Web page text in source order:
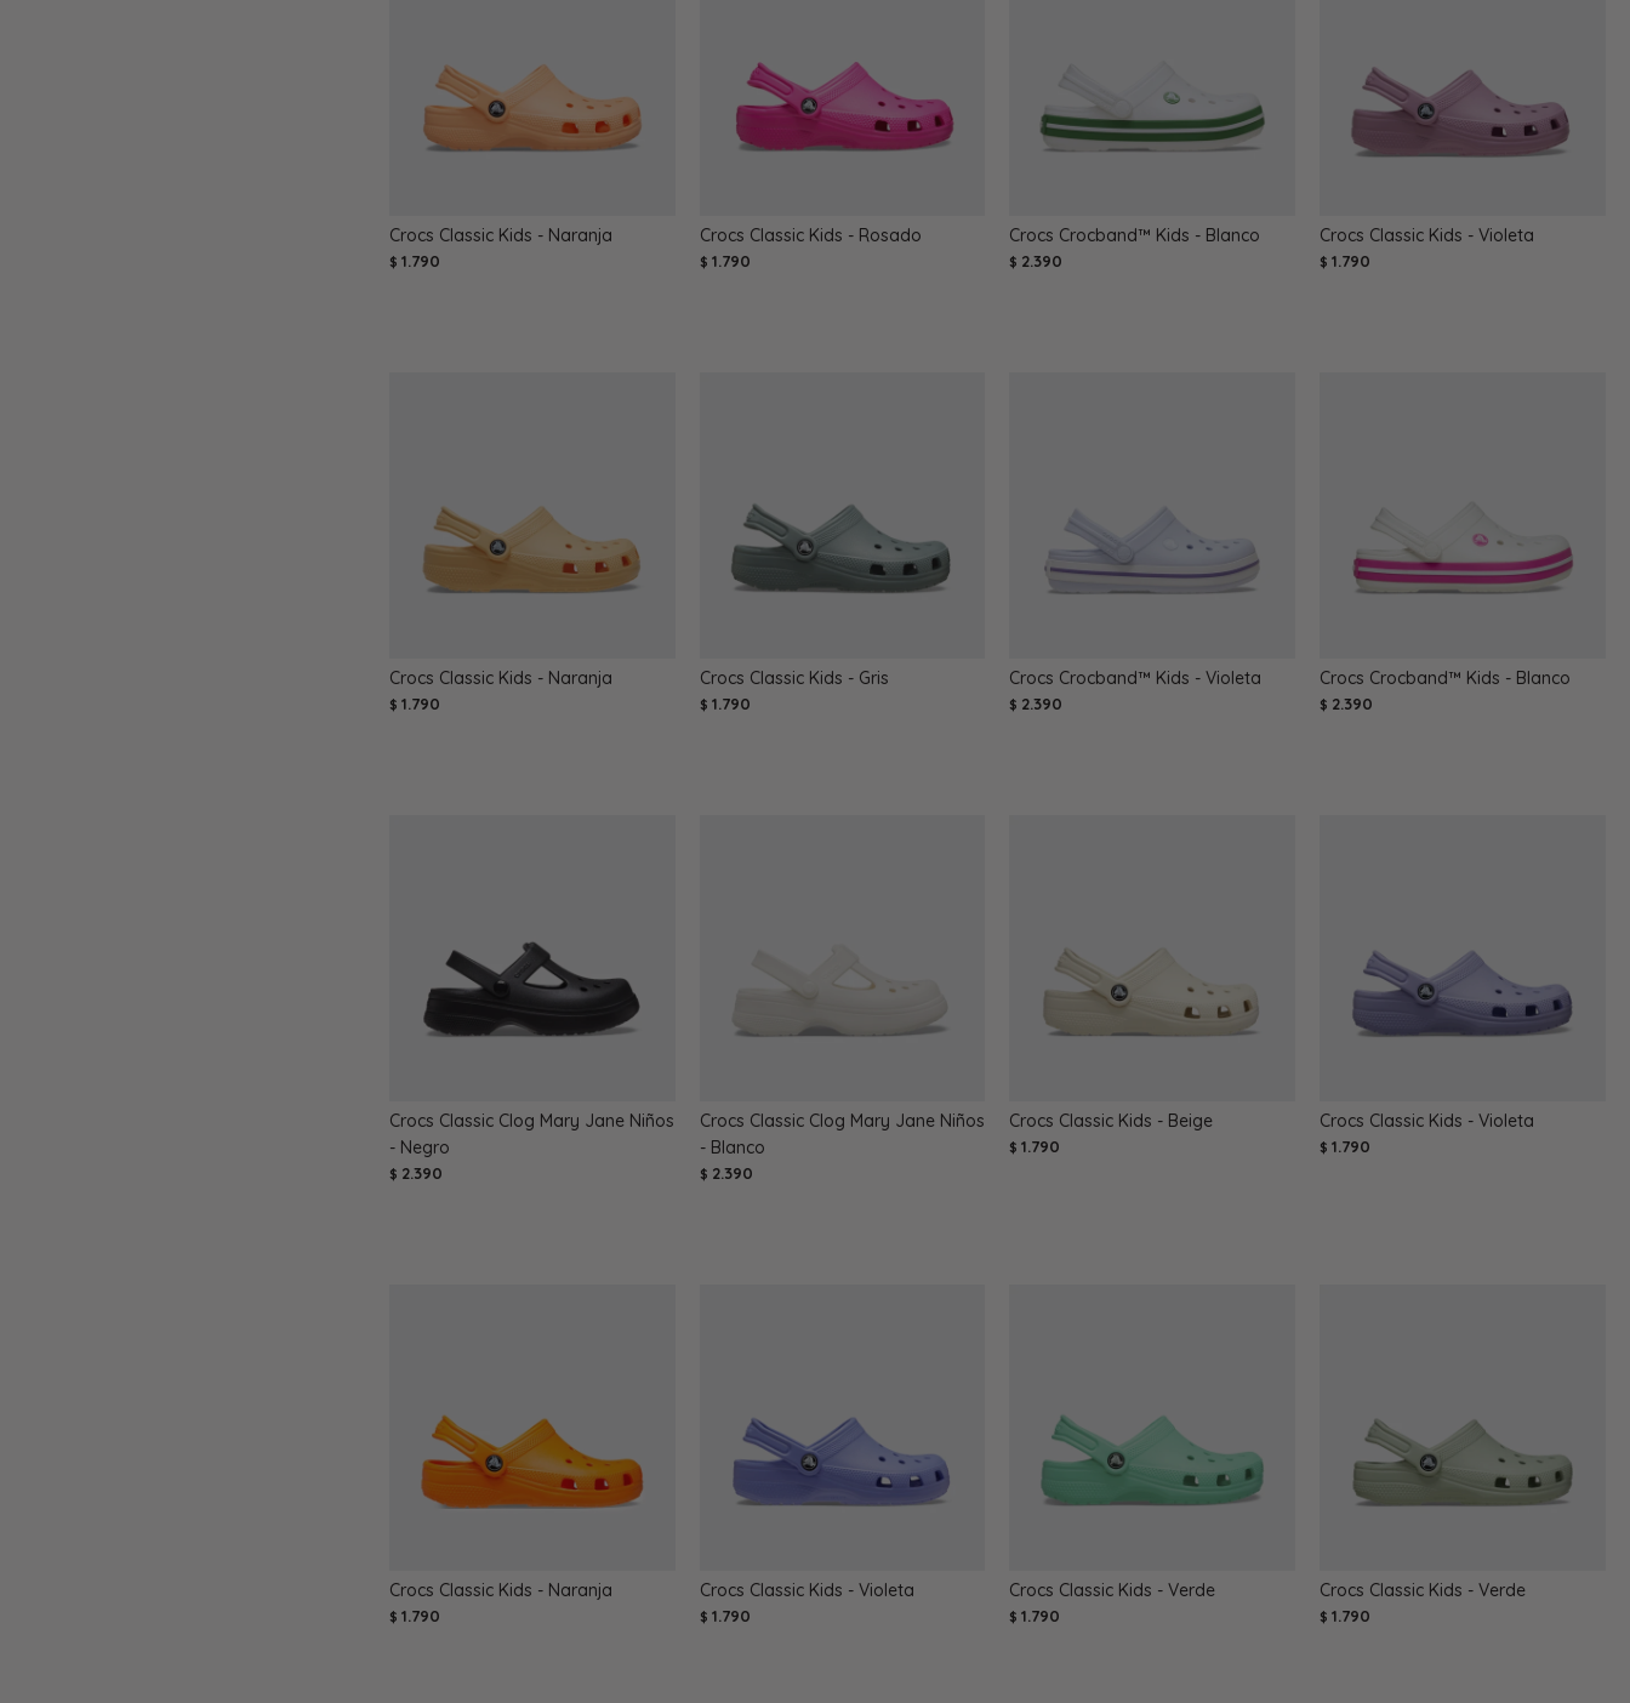
Crocs Classic Kids - Naranja
$ 1.790
Crocs Classic Kids - Rosado
$ 1.790
Crocs Crocband™ Kids - Blanco
$ 2.390
Crocs Classic Kids - Violeta
$ 1.790
Crocs Classic Kids - Naranja
$ 1.790
Crocs Classic Kids - Gris
$ 1.790
Crocs Crocband™ Kids - Violeta
$ 2.390
Crocs Crocband™ Kids - Blanco
$ 2.390
Crocs Classic Clog Mary Jane Niños
- Negro
$ 2.390
Crocs Classic Clog Mary Jane Niños
- Blanco
$ 2.390
Crocs Classic Kids - Beige
$ 1.790
Crocs Classic Kids - Violeta
$ 1.790
Crocs Classic Kids - Naranja
$ 1.790
Crocs Classic Kids - Violeta
$ 1.790
Crocs Classic Kids - Verde
$ 1.790
Crocs Classic Kids - Verde
$ 1.790